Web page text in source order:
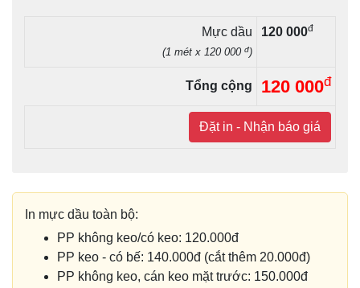
Mực dầu
(1 mét x 120 000 đ)
120 000đ
Tổng cộng 120 000đ
Đặt in - Nhận báo giá
In mực dầu toàn bộ:
PP không keo/có keo: 120.000đ
PP keo - có bế: 140.000đ (cắt thêm 20.000đ)
PP không keo, cán keo mặt trước: 150.000đ